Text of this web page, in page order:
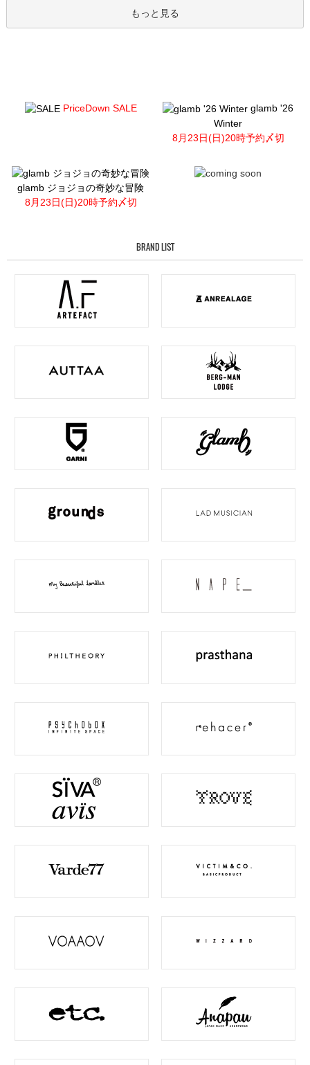
もっと見る
PriceDown SALE
glamb '26
Winter
8月23日(日)20時予約〆切
glamb ジョジョの奇妙な冒険
8月23日(日)20時予約〆切
BRAND LIST